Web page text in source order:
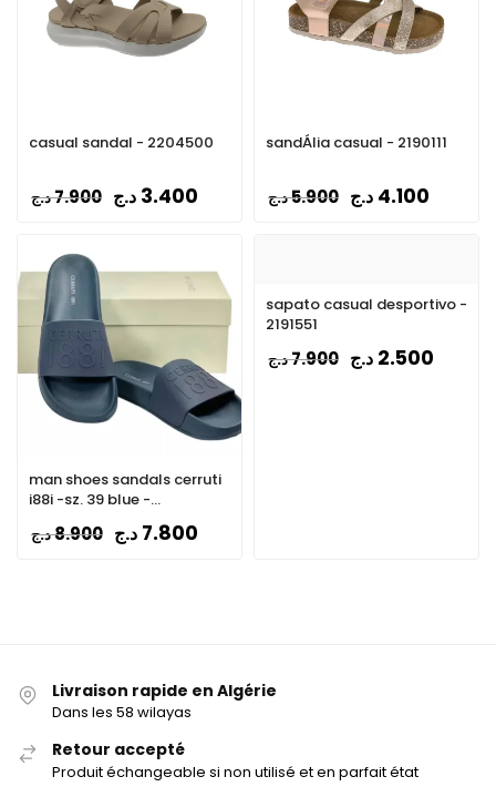
casual sandal - 2204500
7.900د.ج 3.400 د.ج
sandÁlia casual - 2190111
5.900د.ج 4.100 د.ج
man shoes sandals cerruti
i88i -sz. 39 blue -
8.900د.ج 7.800 د.ج
sapato casual desportivo -
2191551
7.900د.ج 2.500 د.ج
Livraison rapide en Algérie
Dans les 58 wilayas
Retour accepté
Produit échangeable si non utilisé et en parfait état